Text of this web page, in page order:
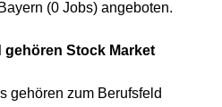
(0 Jobs) angeboten.
Stock Market
gehören zum Berufsfeld